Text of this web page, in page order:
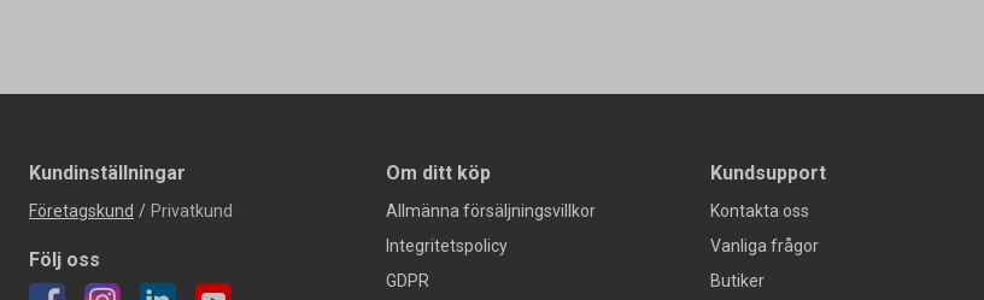
Kundinställningar
Företagskund / Privatkund
Följ oss
Om ditt köp
Allmänna försäljningsvillkor
Integritetspolicy
GDPR
Kundsupport
Kontakta oss
Vanliga frågor
Butiker